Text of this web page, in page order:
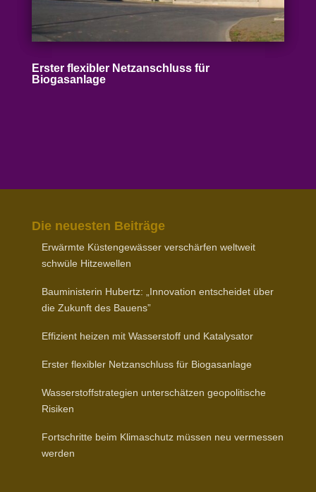
Erster flexibler Netz­an­schluss für
Biogasanlage
Die neuesten Beiträge
Erwärmte Küsten­ge­wässer verschärfen weltweit
schwüle Hitzewellen
Baumi­nis­terin Hubertz: „Inno­vation entscheidet über
die Zukunft des Bauens”
Effizient heizen mit Wasser­stoff und Katalysator
Erster flexibler Netz­an­schluss für Biogasanlage
Wasser­stoff­stra­tegien unter­schätzen geopo­li­tische
Risiken
Fort­schritte beim Klima­schutz müssen neu vermessen
werden